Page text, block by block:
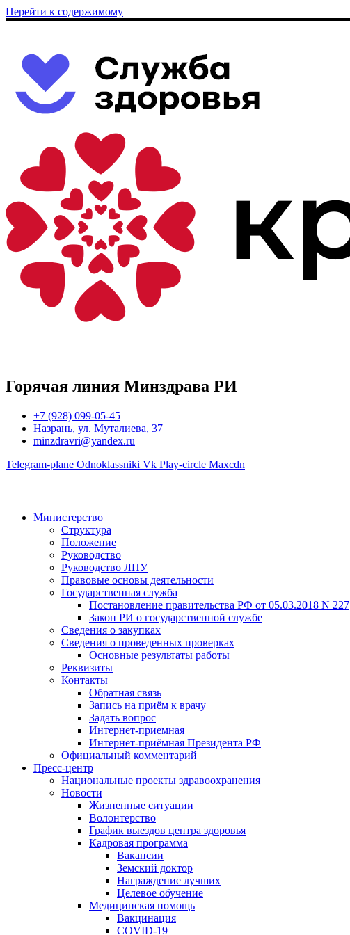
Перейти к содержимому
Горячая линия Минздрава РИ
+7 (928) 099-05-45
Назрань, ул. Муталиева, 37
minzdravri@yandex.ru
Telegram-plane Odnoklassniki Vk Play-circle Maxcdn
Министерство
Структура
Положение
Руководство
Руководство ЛПУ
Правовые основы деятельности
Государственная служба
Постановление правительства РФ от 05.03.2018 N 227
Закон РИ о государственной службе
Сведения о закупках
Сведения о проведенных проверках
Основные результаты работы
Реквизиты
Контакты
Обратная связь
Запись на приём к врачу
Задать вопрос
Интернет-приемная
Интернет-приёмная Президента РФ
Официальный комментарий
Пресс-центр
Национальные проекты здравоохранения
Новости
Жизненные ситуации
Волонтерство
График выездов центра здоровья
Кадровая программа
Вакансии
Земский доктор
Награждение лучших
Целевое обучение
Медицинская помощь
Вакцинация
COVID-19